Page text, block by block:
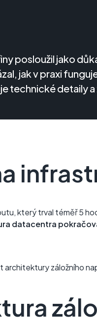
posloužil jako
jak v praxi
technické detaily
který trval téměř 5
datacentra
záložního